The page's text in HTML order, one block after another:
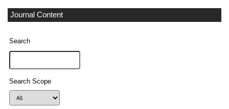
Journal Content
Search
Search Scope